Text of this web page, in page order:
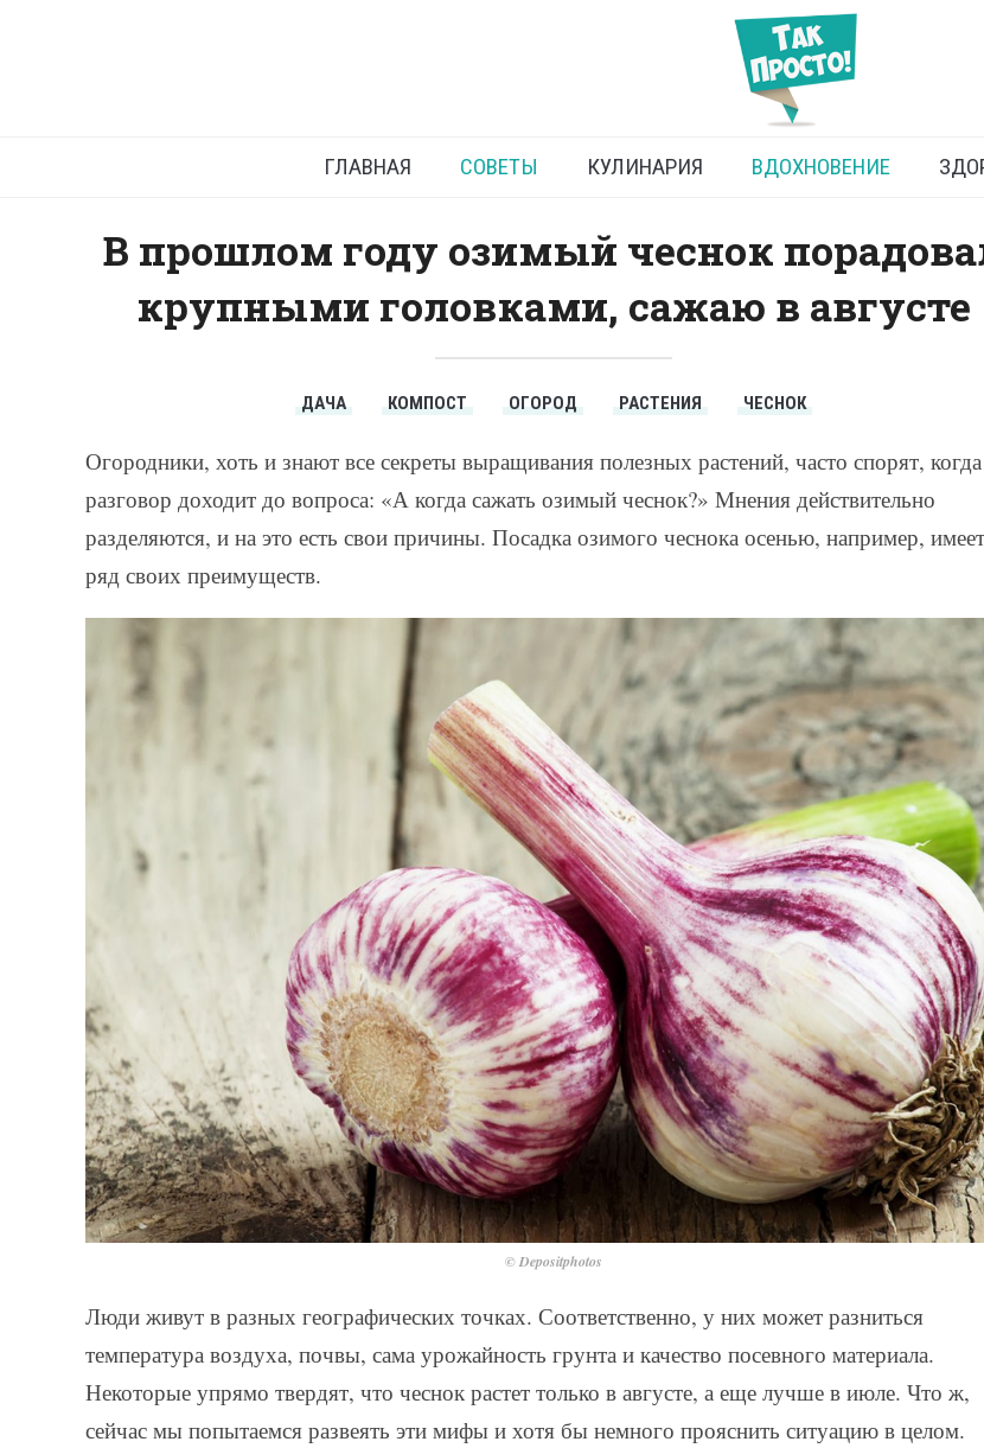
Посадка озимого чеснока: осенью
или поздним летом
ГЛАВНАЯ СОВЕТЫ КУЛИНАРИЯ ВДОХНОВЕНИЕ
В прошлом году озимый чеснок
крупными головками, сажаю в августе
ДАЧА КОМПОСТ ОГОРОД РАСТЕНИЯ ЧЕСНОК
Огородники, хоть и знают все секреты выращивания полезных растений, часто спорят, когда
разговор доходит до вопроса: «А когда сажать озимый чеснок?» Мнения действительно
разделяются, и на это есть свои причины. Посадка озимого чеснока осенью, например, имеет
ряд своих преимуществ.
© Depositphotos
Люди живут в разных географических точках. Соответственно, у них может разниться
температура воздуха, почвы, сама урожайность грунта и качество посевного материала.
Некоторые упрямо твердят, что чеснок растет только в августе, а еще лучше в июле. Что ж,
сейчас мы попытаемся развеять эти мифы и хотя бы немного прояснить ситуацию в целом.